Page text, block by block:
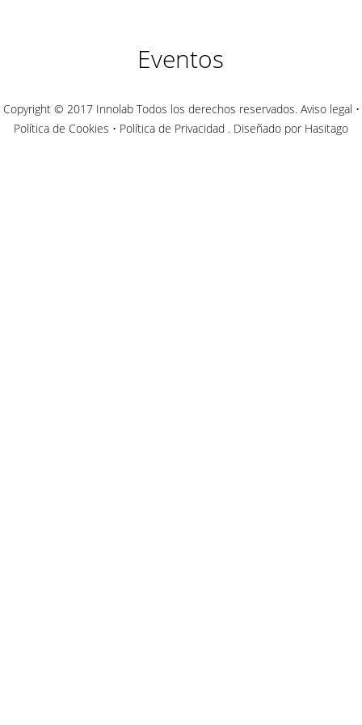
Eventos
Copyright © 2017 Innolab Todos los derechos reservados. Aviso legal •
Política de Cookies • Política de Privacidad . Diseñado por Hasitago